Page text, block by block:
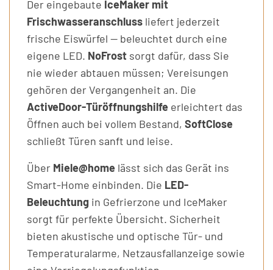
Der eingebaute IceMaker mit
Frischwasseranschluss liefert jederzeit
frische Eiswürfel — beleuchtet durch eine
eigene LED. NoFrost sorgt dafür, dass Sie
nie wieder abtauen müssen; Vereisungen
gehören der Vergangenheit an. Die
ActiveDoor-Türöffnungshilfe erleichtert das
Öffnen auch bei vollem Bestand, SoftClose
schließt Türen sanft und leise.
Über Miele@home lässt sich das Gerät ins
Smart-Home einbinden. Die LED-
Beleuchtung in Gefrierzone und IceMaker
sorgt für perfekte Übersicht. Sicherheit
bieten akustische und optische Tür- und
Temperaturalarme, Netzausfallanzeige sowie